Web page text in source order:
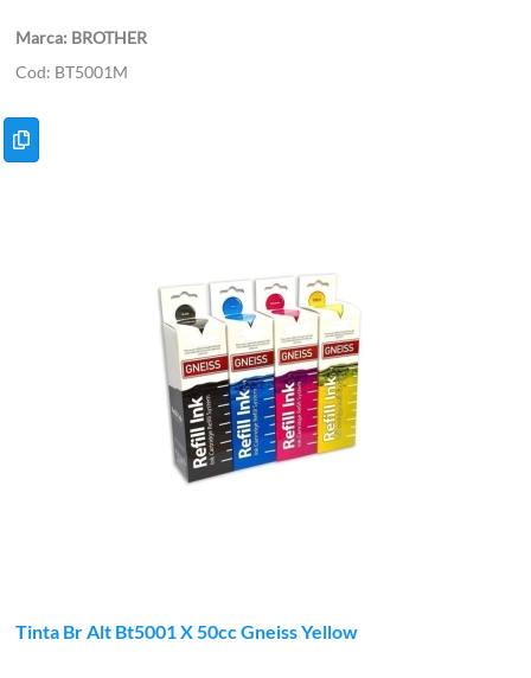
BROTHER
BT5001M
Tinta Br Alt Bt5001 X 50cc Gneiss Yellow